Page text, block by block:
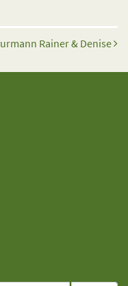
Rainer & Denise